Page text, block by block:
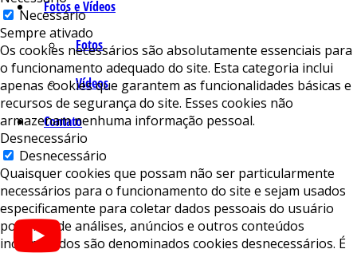
Fotos e Vídeos
Fotos
Vídeos
Contato
Necessário
Sempre ativado
Os cookies necessários são absolutamente essenciais para
o funcionamento adequado do site. Esta categoria inclui
apenas cookies que garantem as funcionalidades básicas e
recursos de segurança do site. Esses cookies não
armazenam nenhuma informação pessoal.
Desnecessário
Desnecessário
Quaisquer cookies que possam não ser particularmente
necessários para o funcionamento do site e sejam usados ​​
especificamente para coletar dados pessoais do usuário
por meio de análises, anúncios e outros conteúdos
incorporados são denominados cookies desnecessários. É